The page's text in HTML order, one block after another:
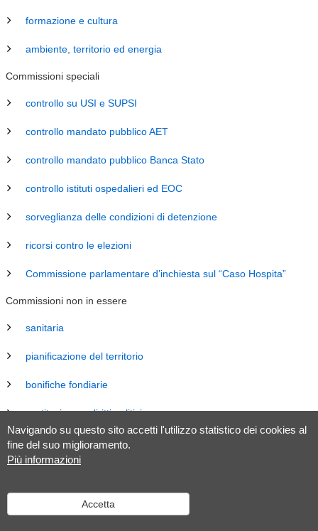
Navigando su questo sito accetti l'utilizzo statistico dei cookies al
fine del suo miglioramento.
Più informazioni
Accetta
formazione e cultura
ambiente, territorio ed energia
Commissioni speciali
controllo su USI e SUPSI
controllo mandato pubblico AET
controllo mandato pubblico Banca Stato
controllo istituti ospedalieri ed EOC
sorveglianza delle condizioni di detenzione
ricorsi contro le elezioni
Commissione parlamentare d’inchiesta sul “Caso Hospita”
Commissioni non in essere
sanitaria
pianificazione del territorio
bonifiche fondiarie
costituzione e diritti politici
energia